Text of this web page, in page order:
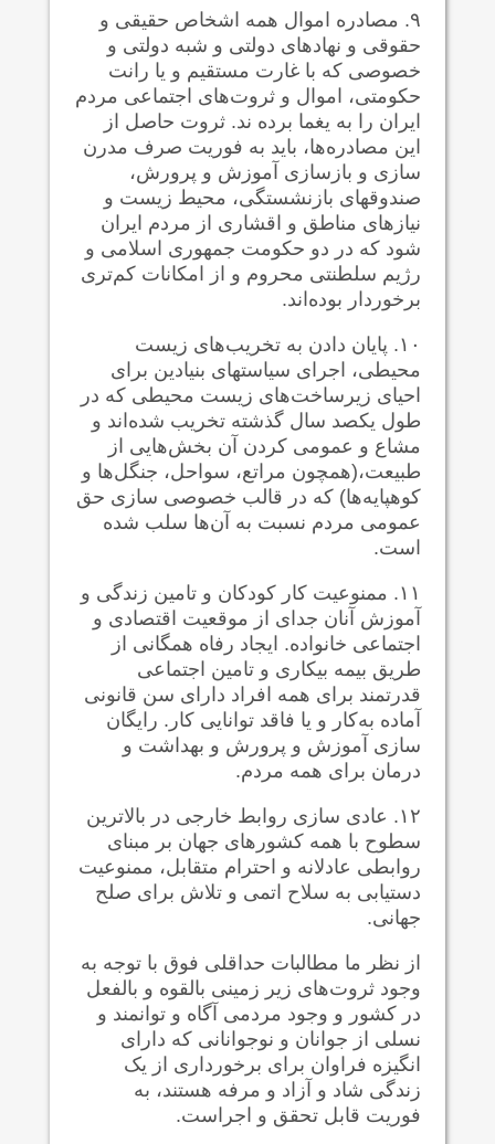
۹. مصادره اموال همه اشخاص حقیقی و
حقوقی و نهادهای دولتی و شبه دولتی و
خصوصی که با غارت مستقیم و یا رانت
حکومتی، اموال و ثروت‌های اجتماعی مردم
ایران را به یغما برده ‌ند. ثروت حاصل از
این مصادره‌ها، باید به فوریت صرف مدرن
سازی و بازسازی آموزش و پرورش،
صندوقهای بازنشستگی، محیط زیست و
نیازهای مناطق و اقشاری از مردم ایران
شود که در دو حکومت جمهوری اسلامی و
رژیم سلطنتی محروم و از امکانات کم‌تری
برخوردار بوده‌اند.
۱۰. پایان دادن به تخریب‌های زیست
محیطی، اجرای سیاستهای بنیادین برای
احیای زیرساخت‌های زیست محیطی که در
طول یکصد سال گذشته تخریب شده‌اند و
مشاع و عمومی کردن آن بخش‌هایی از
طبیعت،(همچون مراتع، سواحل، جنگل‌ها و
کوهپایه‌ها) که در قالب خصوصی سازی حق
عمومی مردم نسبت به آن‌ها سلب شده
است.
۱۱. ممنوعیت کار کودکان و تامین زندگی و
آموزش آنان جدای از موقعیت اقتصادی و
اجتماعی خانواده. ایجاد رفاه همگانی از
طریق بیمه بیکاری و تامین اجتماعی
قدرتمند برای همه افراد دارای سن قانونی
آماده به‌کار و یا فاقد توانایی کار. رایگان
سازی آموزش و پرورش و بهداشت و
درمان برای همه مردم.
۱۲. عادی سازی روابط خارجی در بالاترین
سطوح با همه کشورهای جهان بر مبنای
روابطی عادلانه و احترام متقابل، ممنوعیت
دستیابی به سلاح اتمی و تلاش برای صلح
جهانی.
از نظر ما مطالبات حداقلی فوق با توجه به
وجود ثروت‌های زیر زمینی بالقوه و بالفعل
در کشور و وجود مردمی آگاه و توانمند و
نسلی از جوانان و نوجوانانی که دارای
انگیزه فراوان برای برخورداری از یک
زندگی شاد و آزاد و مرفه هستند، به
فوریت قابل تحقق و اجراست.